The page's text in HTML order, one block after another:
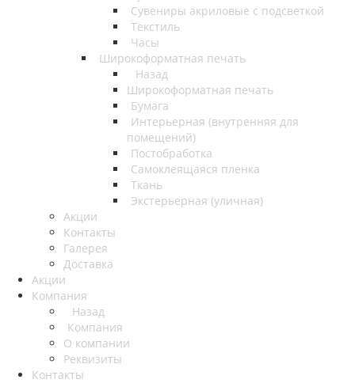
Сувениры акриловые с подсветкой
Текстиль
Часы
Широкоформатная печать
Назад
Широкоформатная печать
Бумага
Интерьерная (внутренняя для
помещений)
Постобработка
Самоклеящаяся пленка
Ткань
Экстерьерная (уличная)
Акции
Контакты
Галерея
Доставка
Акции
Компания
Назад
Компания
О компании
Реквизиты
Контакты